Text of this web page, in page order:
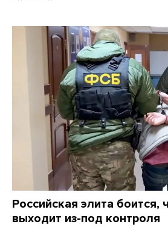
Российская элита боится,
выходит из-под контроля